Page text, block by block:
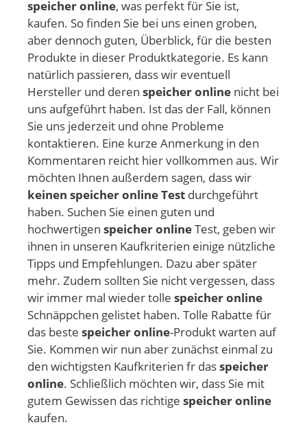
speicher online, was perfekt für Sie ist,
kaufen. So finden Sie bei uns einen groben,
aber dennoch guten, Überblick, für die besten
Produkte in dieser Produktkategorie. Es kann
natürlich passieren, dass wir eventuell
Hersteller und deren speicher online nicht bei
uns aufgeführt haben. Ist das der Fall, können
Sie uns jederzeit und ohne Probleme
kontaktieren. Eine kurze Anmerkung in den
Kommentaren reicht hier vollkommen aus. Wir
möchten Ihnen außerdem sagen, dass wir
keinen speicher online Test durchgeführt
haben. Suchen Sie einen guten und
hochwertigen speicher onlineTest, geben wir
ihnen in unseren Kaufkriterien einige nützliche
Tipps und Empfehlungen. Dazu aber später
mehr. Zudem sollten Sie nicht vergessen, dass
wir immer mal wieder tolle speicher online
Schnäppchen gelistet haben. Tolle Rabatte für
das beste speicher online-Produkt warten auf
Sie. Kommen wir nun aber zunächst einmal zu
den wichtigsten Kaufkriterien fr dasspeicher
online. Schließlich möchten wir, dass Sie mit
gutem Gewissen das richtige speicher online
kaufen.